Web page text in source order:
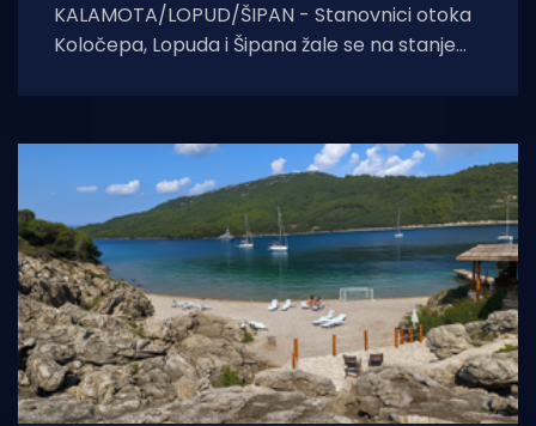
KALAMOTA/LOPUD/ŠIPAN - Stanovnici otoka
Koločepa, Lopuda i Šipana žale se na stanje